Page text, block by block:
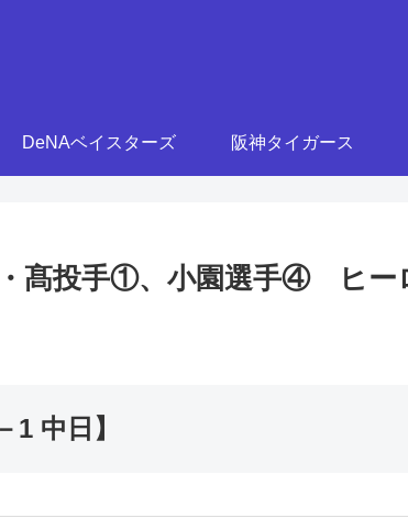
DeNAベイスターズ 阪神タイガース
髙投手①、小園選手④ ヒー
1 中日】